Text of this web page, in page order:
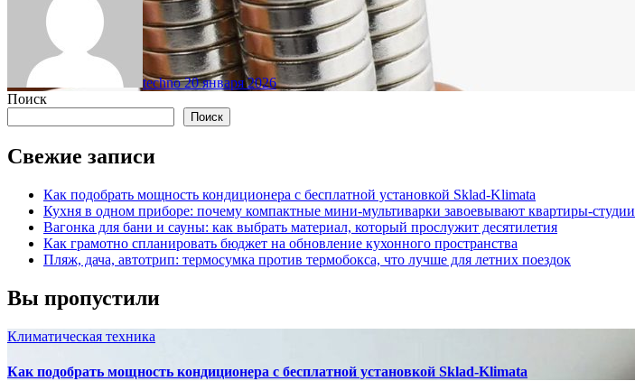
techno20 января 2026
Поиск
Поиск
Свежие записи
Как подобрать мощность кондиционера с бесплатной установкой Sklad-Klimata
Кухня в одном приборе: почему компактные мини-мультиварки завоевывают квартиры-студии
Вагонка для бани и сауны: как выбрать материал, который прослужит десятилетия
Как грамотно спланировать бюджет на обновление кухонного пространства
Пляж, дача, автотрип: термосумка против термобокса, что лучше для летних поездок
Вы пропустили
Климатическая техника
Как подобрать мощность кондиционера с бесплатной установкой Sklad-Klimata